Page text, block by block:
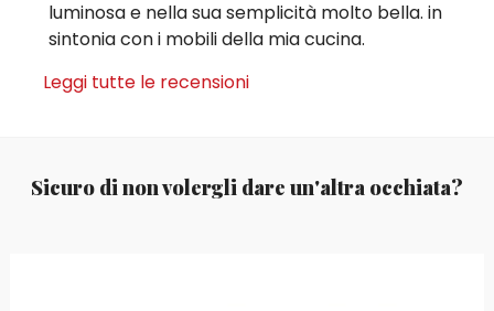
luminosa e nella sua semplicità molto bella. in
sintonia con i mobili della mia cucina.
Leggi tutte le recensioni
Sicuro di non volergli dare un'altra occhiata?